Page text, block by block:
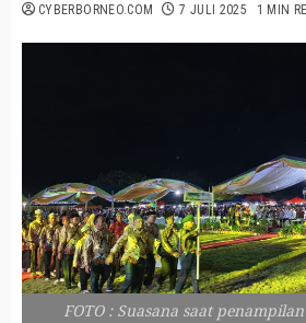
CYBERBORNEO.COM 7 JULI 2025 1 MIN
FOTO : Suasana saat